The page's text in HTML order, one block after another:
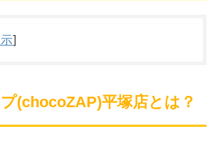
]
(chocoZAP)平塚店とは？